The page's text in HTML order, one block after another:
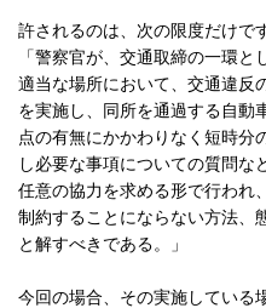
許されるのは、次の限度だけで
「警察官が、交通取締の一環
適当な場所において、交通違反
を実施し、同所を通過する自動
点の有無にかかわりなく短時分
し必要な事項についての質問な
任意の協力を求める形で行われ
制約することにならない方法、
と解すべきである。」
今回の場合、その実施している